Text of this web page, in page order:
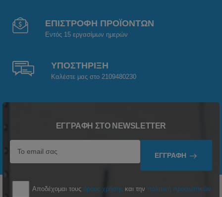
ΕΠΙΣΤΡΟΦΗ ΠΡΟΪΟΝΤΩΝ
Εντός 15 εργασίμων ημερών
ΥΠΟΣΤΗΡΙΞΗ
Καλέστε μας στο 2109480230
ΕΓΓΡΑΦΉ ΣΤΟ NEWSLETTER
ΕΓΓΡΑΦΉ
Αποδέχομαι τους όρους χρήσης και την πολιτική προσωπικών